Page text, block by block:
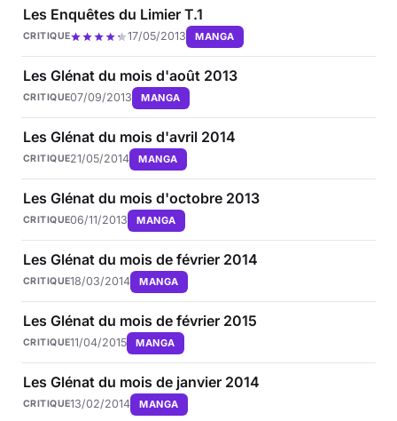
Les Enquêtes du Limier T.1
CRITIQUE 17/05/2013 MANGA
Les Glénat du mois d'août 2013
CRITIQUE07/09/2013 MANGA
Les Glénat du mois d'avril 2014
CRITIQUE21/05/2014 MANGA
Les Glénat du mois d'octobre 2013
CRITIQUE06/11/2013 MANGA
Les Glénat du mois de février 2014
CRITIQUE18/03/2014 MANGA
Les Glénat du mois de février 2015
CRITIQUE11/04/2015 MANGA
Les Glénat du mois de janvier 2014
CRITIQUE13/02/2014 MANGA